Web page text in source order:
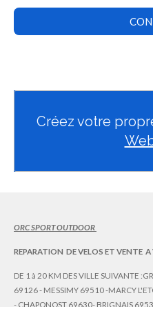
r
m
o
Créez votre
ORC SPORT OUTDOOR
REPARATION DE VELOS ET VENTE A
DE 1 à 20 KM DES VILLE SUIVANTE
69126 - MESSIMY 69510 -MARCY
- CHAPONOST 69630- BRIGNAIS